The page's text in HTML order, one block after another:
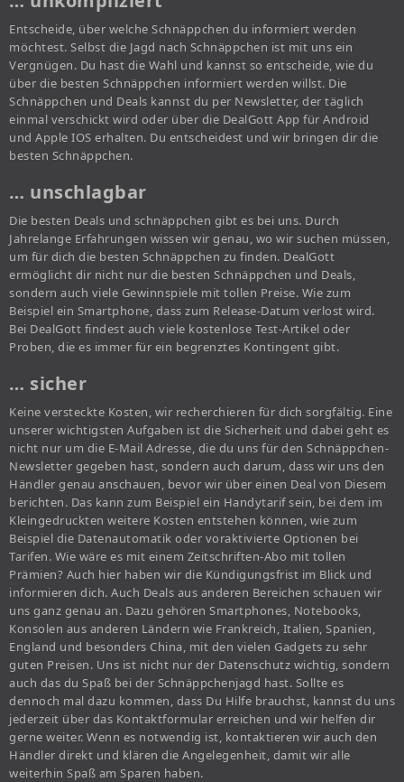
Entscheide, über welche Schnäppchen du informiert werden
möchtest. Selbst die Jagd nach Schnäppchen ist mit uns ein
Vergnügen. Du hast die Wahl und kannst so entscheide, wie du
über die besten Schnäppchen informiert werden willst. Die
Schnäppchen und Deals kannst du per Newsletter, der täglich
einmal verschickt wird oder über die DealGott App für Android
und Apple IOS erhalten. Du entscheidest und wir bringen dir die
besten Schnäppchen.
… unschlagbar
Die besten Deals und schnäppchen gibt es bei uns. Durch
Jahrelange Erfahrungen wissen wir genau, wo wir suchen müssen,
um für dich die besten Schnäppchen zu finden. DealGott
ermöglicht dir nicht nur die besten Schnäppchen und Deals,
sondern auch viele Gewinnspiele mit tollen Preise. Wie zum
Beispiel ein Smartphone, dass zum Release-Datum verlost wird.
Bei DealGott findest auch viele kostenlose Test-Artikel oder
Proben, die es immer für ein begrenztes Kontingent gibt.
… sicher
Keine versteckte Kosten, wir recherchieren für dich sorgfältig. Eine
unserer wichtigsten Aufgaben ist die Sicherheit und dabei geht es
nicht nur um die E-Mail Adresse, die du uns für den Schnäppchen-
Newsletter gegeben hast, sondern auch darum, dass wir uns den
Händler genau anschauen, bevor wir über einen Deal von Diesem
berichten. Das kann zum Beispiel ein Handytarif sein, bei dem im
Kleingedruckten weitere Kosten entstehen können, wie zum
Beispiel die Datenautomatik oder voraktivierte Optionen bei
Tarifen. Wie wäre es mit einem Zeitschriften-Abo mit tollen
Prämien? Auch hier haben wir die Kündigungsfrist im Blick und
informieren dich. Auch Deals aus anderen Bereichen schauen wir
uns ganz genau an. Dazu gehören Smartphones, Notebooks,
Konsolen aus anderen Ländern wie Frankreich, Italien, Spanien,
England und besonders China, mit den vielen Gadgets zu sehr
guten Preisen. Uns ist nicht nur der Datenschutz wichtig, sondern
auch das du Spaß bei der Schnäppchenjagd hast. Sollte es
dennoch mal dazu kommen, dass Du Hilfe brauchst, kannst du uns
jederzeit über das Kontaktformular erreichen und wir helfen dir
gerne weiter. Wenn es notwendig ist, kontaktieren wir auch den
Händler direkt und klären die Angelegenheit, damit wir alle
weiterhin Spaß am Sparen haben.